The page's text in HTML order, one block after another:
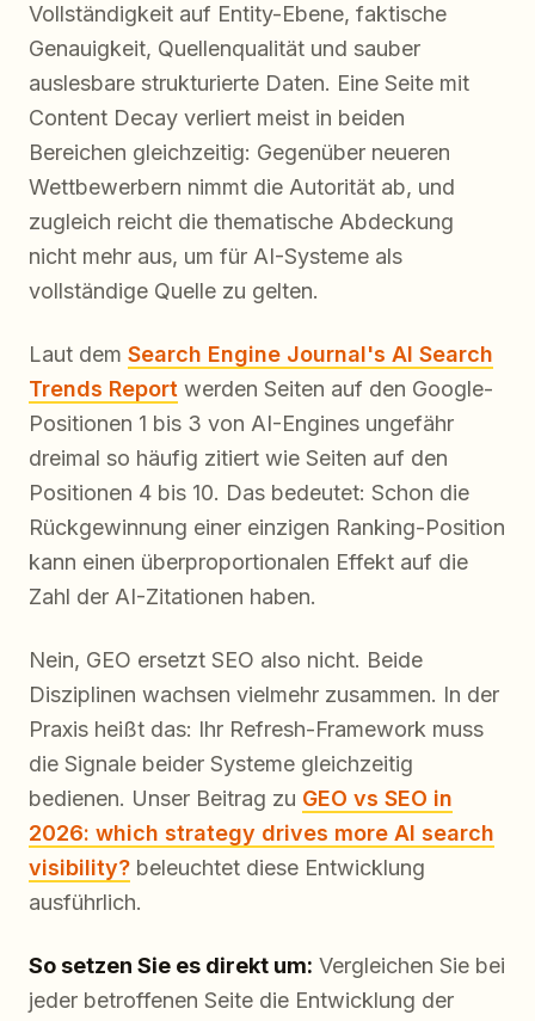
Vollständigkeit auf Entity-Ebene, faktische
Genauigkeit, Quellenqualität und sauber
auslesbare strukturierte Daten. Eine Seite mit
Content Decay verliert meist in beiden
Bereichen gleichzeitig: Gegenüber neueren
Wettbewerbern nimmt die Autorität ab, und
zugleich reicht die thematische Abdeckung
nicht mehr aus, um für AI-Systeme als
vollständige Quelle zu gelten.
Laut dem Search Engine Journal's AI Search
Trends Report werden Seiten auf den Google-
Positionen 1 bis 3 von AI-Engines ungefähr
dreimal so häufig zitiert wie Seiten auf den
Positionen 4 bis 10. Das bedeutet: Schon die
Rückgewinnung einer einzigen Ranking-Position
kann einen überproportionalen Effekt auf die
Zahl der AI-Zitationen haben.
Nein, GEO ersetzt SEO also nicht. Beide
Disziplinen wachsen vielmehr zusammen. In der
Praxis heißt das: Ihr Refresh-Framework muss
die Signale beider Systeme gleichzeitig
bedienen. Unser Beitrag zu GEO vs SEO in
2026: which strategy drives more AI search
visibility? beleuchtet diese Entwicklung
ausführlich.
So setzen Sie es direkt um: Vergleichen Sie bei
jeder betroffenen Seite die Entwicklung der